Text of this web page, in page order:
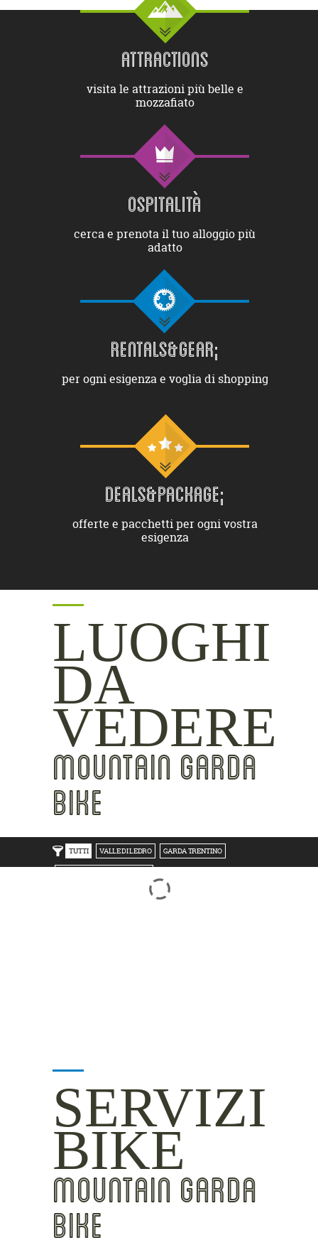
ATTRACTIONS
visita le attrazioni più belle e
mozzafiato
OSPITALITÀ
cerca e prenota il tuo alloggio più
adatto
RENTALS&GEAR;
per ogni esigenza e voglia di shopping
DEALS&PACKAGE;
offerte e pacchetti per ogni vostra
esigenza
LUOGHI
DA
VEDERE
MOUNTAIN GARDA
BIKE
TUTTI VALLE DI LEDRO GARDA TRENTINO
ROVERETO M.BALDO V/GRESTA
SERVIZI
BIKE
MOUNTAIN GARDA
BIKE